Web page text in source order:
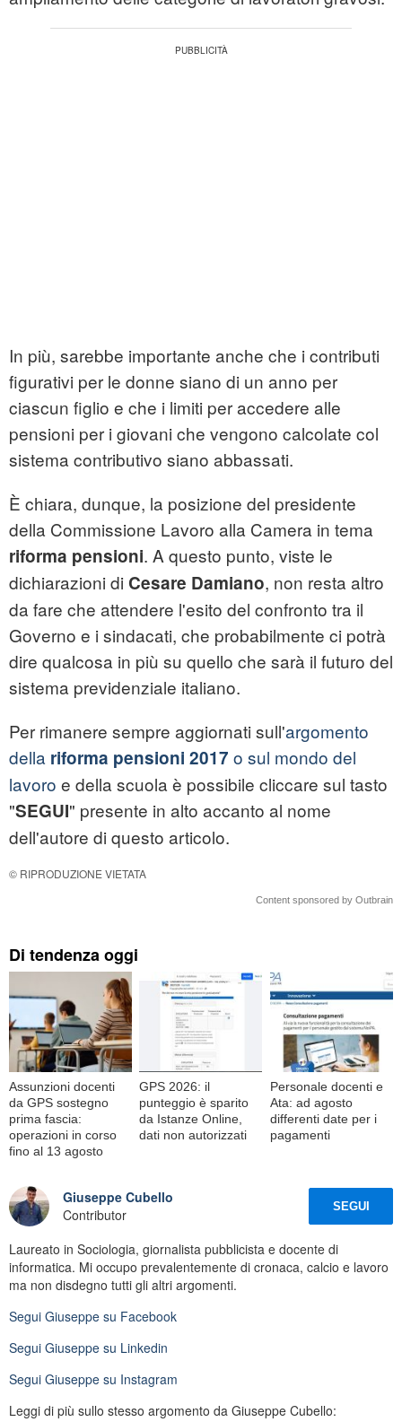
In più, sarebbe importante anche che i contributi
figurativi per le donne siano di un anno per
ciascun figlio e che i limiti per accedere alle
pensioni per i giovani che vengono calcolate col
sistema contributivo siano abbassati.
È chiara, dunque, la posizione del presidente
della Commissione Lavoro alla Camera in tema
riforma pensioni. A questo punto, viste le
dichiarazioni di Cesare Damiano, non resta altro
da fare che attendere l'esito del confronto tra il
Governo e i sindacati, che probabilmente ci potrà
dire qualcosa in più su quello che sarà il futuro del
sistema previdenziale italiano.
Per rimanere sempre aggiornati sull'argomento
della riforma pensioni 2017 o sul mondo del
lavoro e della scuola è possibile cliccare sul tasto
"SEGUI" presente in alto accanto al nome
dell'autore di questo articolo.
© RIPRODUZIONE VIETATA
Content sponsored by Outbrain
Di tendenza oggi
Assunzioni docenti
da GPS sostegno
prima fascia:
operazioni in corso
fino al 13 agosto
GPS 2026: il
punteggio è sparito
da Istanze Online,
dati non autorizzati
Personale docenti e
Ata: ad agosto
differenti date per i
pagamenti
Giuseppe Cubello
Contributor
SEGUI
Laureato in Sociologia, giornalista pubblicista e docente di
informatica. Mi occupo prevalentemente di cronaca, calcio e lavoro
ma non disdegno tutti gli altri argomenti.
Segui Giuseppe su Facebook
Segui Giuseppe su Linkedin
Segui Giuseppe su Instagram
Leggi di più sullo stesso argomento da Giuseppe Cubello: